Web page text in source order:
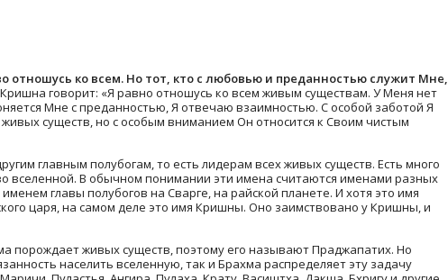
отношусь ко всем. Но тот, кто с любовью и преданностью служит Мне,
Кришна говорит: «Я равно отношусь ко всем живым существам. У Меня нет
Мне с преданностью, Я отвечаю взаимностью. С особой заботой Я
существ, но с особым вниманием Он относится к Своим чистым
главным полубогам, то есть лидерам всех живых существ. Есть много
В обычном понимании эти имена считаются именами разных
главы полубогов на Сварге, на райской планете. И хотя это имя
царя, на самом деле это имя Кришны. Оно заимствовано у Кришны, и
порождает живых существ, поэтому его называют Праджапатих. Но
населить вселенную, так и Брахма распределяет эту задачу